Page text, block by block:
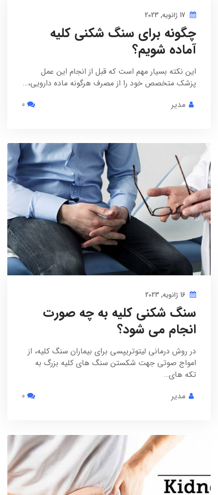
چگونه برای سنگ شکنی کلیه
آماده شویم؟
این نکته بسیار مهم است که قبل از انجام این عمل
پزشک متخصص خود را از مصرف هرگونه ماده دارویی،…
مدیر
سنگ شکنی کلیه به چه صورت
انجام می شود؟
در روش درمانی لیتوتریپسی برای بیماران سنگ کلیه، از
امواج صوتی جهت شکستن سنگ های کلیه بزرگ به
تکه های…
مدیر